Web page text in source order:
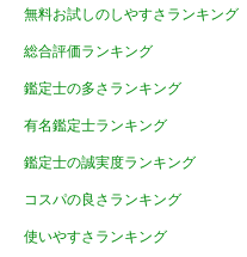
無料お試しのしやすさランキング
総合評価ランキング
鑑定士の多さランキング
有名鑑定士ランキング
鑑定士の誠実度ランキング
コスパの良さランキング
使いやすさランキング